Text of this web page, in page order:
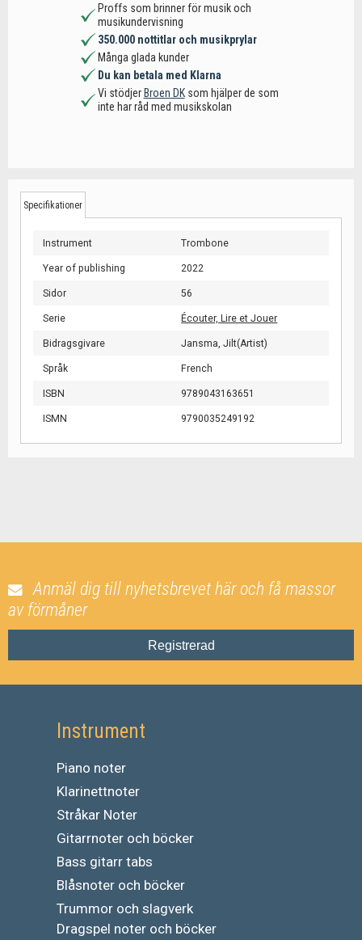
Proffs som brinner för musik och
musikundervisning
350.000 nottitlar och musikprylar
Många glada kunder
Du kan betala med Klarna
Vi stödjerBroen DKsom hjälper de som
inte har råd med musikskolan
Specifikationer
Instrument Trombone
Year of publishing 2022
Sidor 56
Serie Écouter, Lire et Jouer
Bidragsgivare Jansma, Jilt(Artist)
Språk French
ISBN 9789043163651
ISMN 9790035249192
Anmäl dig till nyhetsbrevet här och få massor
av förmåner
Registrerad
Instrument
Piano noter
Klarinettnoter
Stråkar Noter
Gitarrnoter och böcker
Bass gitarr tabs
Blåsnoter och böcker
Trummor och slagverk
Dragspel noter och böcker